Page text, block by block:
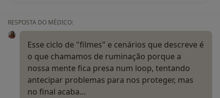
RESPOSTA DO MÉDICO:
Esse ciclo de "filmes" e cenários que descreve é
o que chamamos de ruminação porque a
nossa mente fica presa num loop, tentando
antecipar problemas para nos proteger, mas
no final acaba…